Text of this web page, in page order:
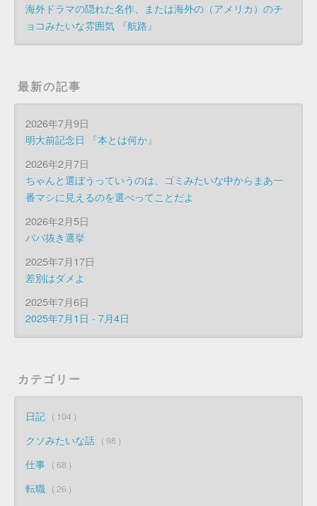
海外ドラマの隠れた名作、または海外の（アメリカ）のチ
ョコみたいな雰囲気 『航路』
最新の記事
2026年7月9日
明大前記念日 『本とは何か』
2026年2月7日
ちゃんと選ぼうっていうのは、ゴミみたいな中からまあ一
番マシに見えるのを選べってことだよ
2026年2月5日
ババ抜き選挙
2025年7月17日
差別はダメよ
2025年7月6日
2025年7月1日 - 7月4日
カテゴリー
日記 104
クソみたいな話 98
仕事 68
転職 26